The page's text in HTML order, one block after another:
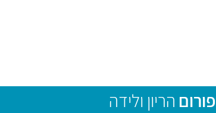
פורום הריון ולידה